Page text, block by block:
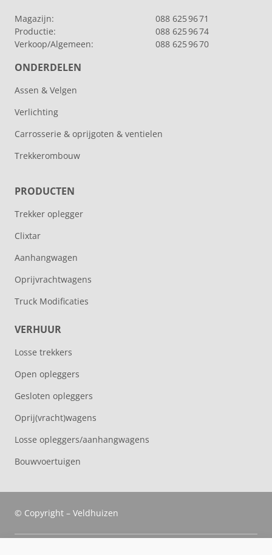
Magazijn:
088 625 96 71
Productie:
088 625 96 74
Verkoop/Algemeen:
088 625 96 70
ONDERDELEN
Assen & Velgen
Verlichting
Carrosserie & oprijgoten & ventielen
Trekkerombouw
PRODUCTEN
Trekker oplegger
Clixtar
Aanhangwagen
Oprijvrachtwagens
Truck Modificaties
VERHUUR
Losse trekkers
Open opleggers
Gesloten opleggers
Oprij(vracht)wagens
Losse opleggers/aanhangwagens
Bouwvoertuigen
© Copyright – Veldhuizen